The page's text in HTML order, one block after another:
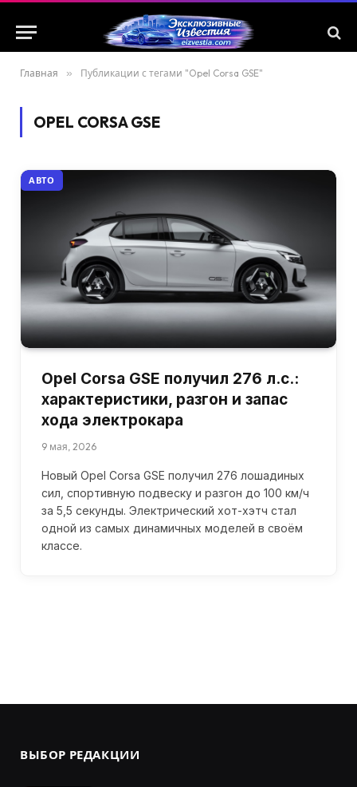
Главная » Публикации с тегами "Opel Corsa GSE"
OPEL CORSA GSE
АВТО
Opel Corsa GSE получил 276 л.с.:
характеристики, разгон и запас
хода электрокара
9 мая, 2026
Новый Opel Corsa GSE получил 276 лошадиных
сил, спортивную подвеску и разгон до 100 км/ч
за 5,5 секунды. Электрический хот-хэтч стал
одной из самых динамичных моделей в своём
классе.
ВЫБОР РЕДАКЦИИ